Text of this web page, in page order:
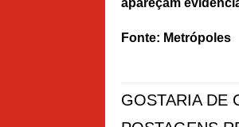
apareçam
Fonte: Metrópoles
GOSTARIA DE